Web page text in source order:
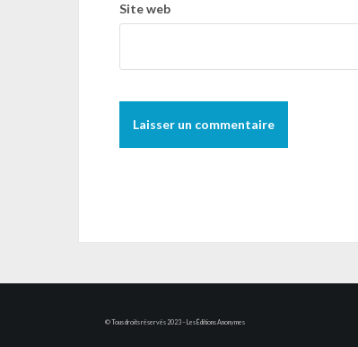
Site web
© Tous droits réservés 2023 – Les Éditions Anonymes